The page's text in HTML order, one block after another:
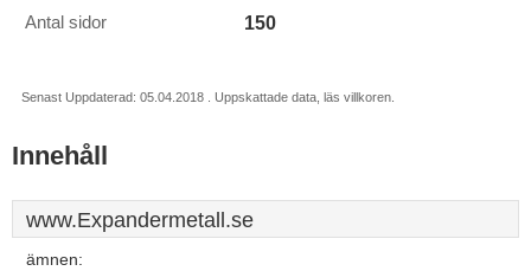
Antal sidor 150
Senast Uppdaterad: 05.04.2018 . Uppskattade data, läs villkoren.
Innehåll
www.Expandermetall.se
ämnen: